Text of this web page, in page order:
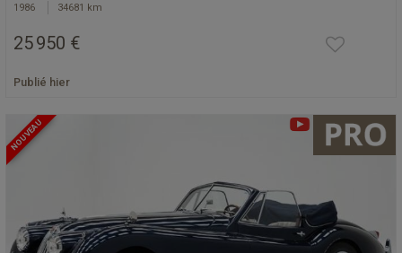
1986 34681 km
25 950 €
Publié hier
NOUVEAU